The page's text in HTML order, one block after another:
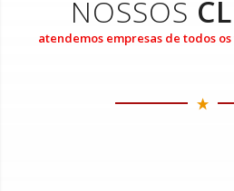
NOSSOS
atendemos empresas de todos